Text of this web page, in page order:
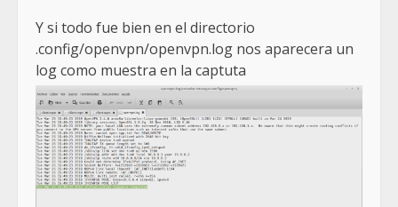
Y si todo fue bien en el directorio
.config/openvpn/openvpn.log nos aparecera un
log como muestra en la captuta